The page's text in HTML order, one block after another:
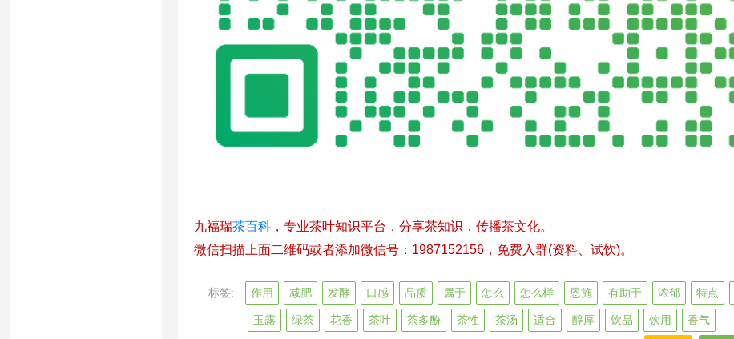
九福瑞茶百科 ，专业茶叶知识平台，分享茶知识，传播茶文化。
微信扫描上面二维码或者添加微信号：1987152156，免费入群(资料、试饮)。
标签: 作用 减肥 发酵 口感 品质 属于 怎么 怎么样 恩施 有助于 浓郁 特点
玉露 绿茶 花香 茶叶 茶多酚 茶性 茶汤 适合 醇厚 饮品 饮用 香气